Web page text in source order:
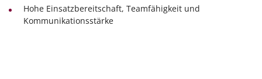
Hohe Einsatzbereitschaft, Teamfähigkeit und
Kommunikationsstärke